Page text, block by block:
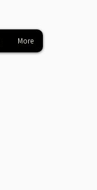
More